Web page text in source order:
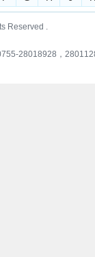
Reserved .
28018928，